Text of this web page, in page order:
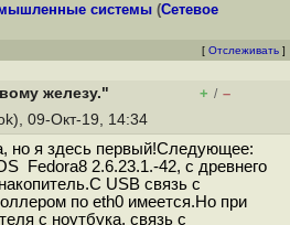
системы (Сетевое
[ Отслеживать ]
железу." + / –
09-Окт-19, 14:34
но я здесь первый!Следующее:
Fedora8 2.6.23.1.-42, с древнего
USB связь с
по eth0 имеется.Но при
с ноутбука, связь с